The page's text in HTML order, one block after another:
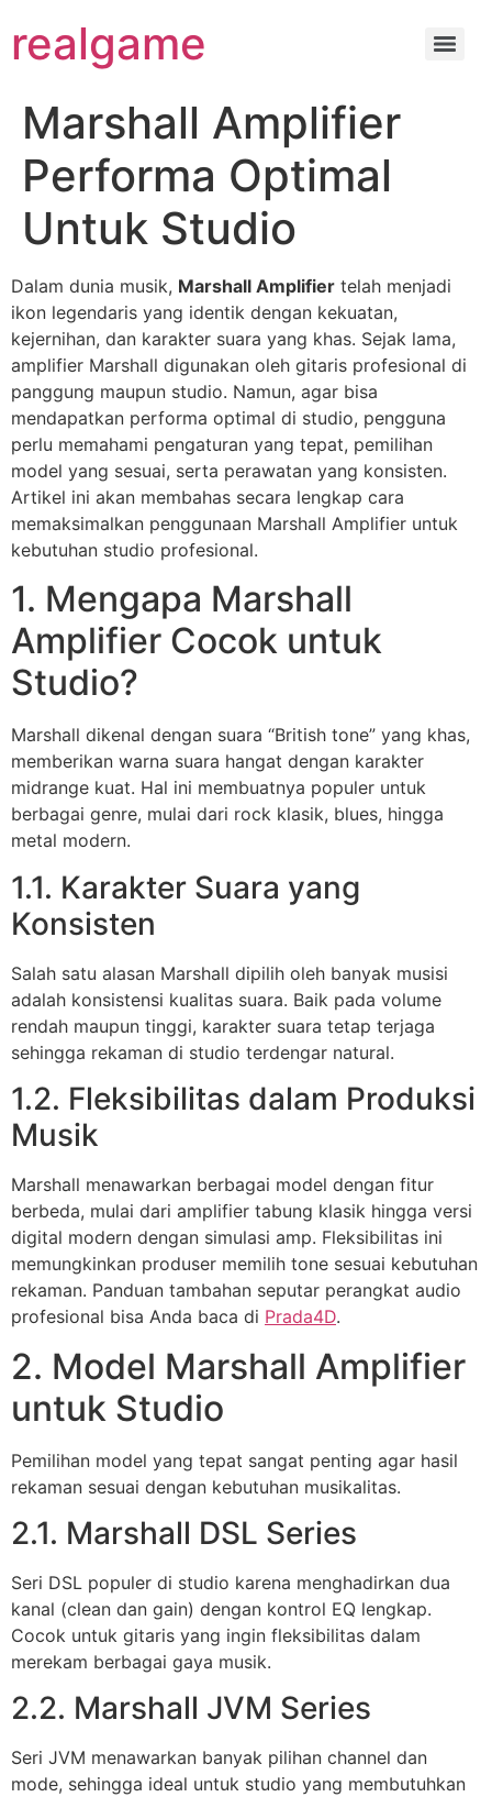
realgame
Marshall Amplifier
Performa Optimal
Untuk Studio
Dalam dunia musik, Marshall Amplifier telah menjadi
ikon legendaris yang identik dengan kekuatan,
kejernihan, dan karakter suara yang khas. Sejak lama,
amplifier Marshall digunakan oleh gitaris profesional di
panggung maupun studio. Namun, agar bisa
mendapatkan performa optimal di studio, pengguna
perlu memahami pengaturan yang tepat, pemilihan
model yang sesuai, serta perawatan yang konsisten.
Artikel ini akan membahas secara lengkap cara
memaksimalkan penggunaan Marshall Amplifier untuk
kebutuhan studio profesional.
1. Mengapa Marshall
Amplifier Cocok untuk
Studio?
Marshall dikenal dengan suara “British tone” yang khas,
memberikan warna suara hangat dengan karakter
midrange kuat. Hal ini membuatnya populer untuk
berbagai genre, mulai dari rock klasik, blues, hingga
metal modern.
1.1. Karakter Suara yang
Konsisten
Salah satu alasan Marshall dipilih oleh banyak musisi
adalah konsistensi kualitas suara. Baik pada volume
rendah maupun tinggi, karakter suara tetap terjaga
sehingga rekaman di studio terdengar natural.
1.2. Fleksibilitas dalam Produksi
Musik
Marshall menawarkan berbagai model dengan fitur
berbeda, mulai dari amplifier tabung klasik hingga versi
digital modern dengan simulasi amp. Fleksibilitas ini
memungkinkan produser memilih tone sesuai kebutuhan
rekaman. Panduan tambahan seputar perangkat audio
profesional bisa Anda baca di Prada4D.
2. Model Marshall Amplifier
untuk Studio
Pemilihan model yang tepat sangat penting agar hasil
rekaman sesuai dengan kebutuhan musikalitas.
2.1. Marshall DSL Series
Seri DSL populer di studio karena menghadirkan dua
kanal (clean dan gain) dengan kontrol EQ lengkap.
Cocok untuk gitaris yang ingin fleksibilitas dalam
merekam berbagai gaya musik.
2.2. Marshall JVM Series
Seri JVM menawarkan banyak pilihan channel dan
mode, sehingga ideal untuk studio yang membutuhkan